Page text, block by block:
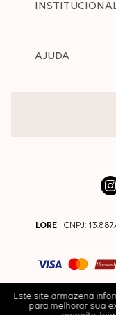
Este site armazena
para melhorar sua
AJUDA
LORE | CNPJ: